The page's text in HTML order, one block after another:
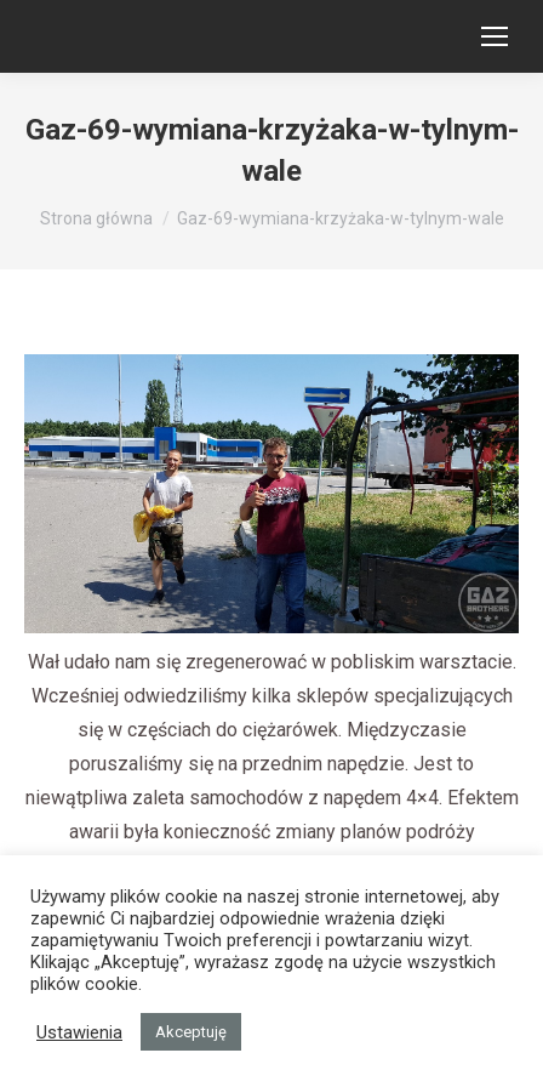
Gaz-69-wymiana-krzyżaka-w-tylnym-
wale
Jesteś tutaj:
Strona główna Gaz-69-wymiana-krzyżaka-w-tylnym-wale
Wał udało nam się zregenerować w pobliskim warsztacie.
Wcześniej odwiedziliśmy kilka sklepów specjalizujących
się w częściach do ciężarówek. Międzyczasie
poruszaliśmy się na przednim napędzie. Jest to
niewątpliwa zaleta samochodów z napędem 4×4. Efektem
awarii była konieczność zmiany planów podróży
Używamy plików cookie na naszej stronie internetowej, aby
zapewnić Ci najbardziej odpowiednie wrażenia dzięki
zapamiętywaniu Twoich preferencji i powtarzaniu wizyt.
Klikając „Akceptuję”, wyrażasz zgodę na użycie wszystkich
plików cookie.
Ustawienia Akceptuję